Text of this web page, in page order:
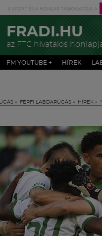
FRADI.HU
az FTC hivatalos
FM YOUTUBE + HÍREK
» FÉRFI LABDARÚGÁS » HÍREK »